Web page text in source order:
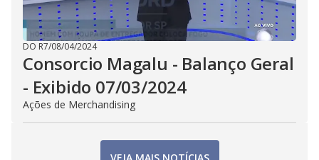
DO R7/08/04/2024
Consorcio Magalu - Balanço Geral
- Exibido 07/03/2024
Ações de Merchandising
VEJA MAIS NOTÍCIAS